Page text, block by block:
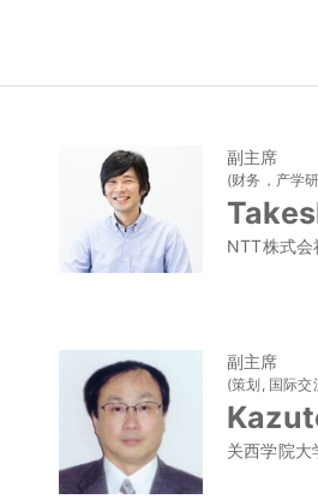
副主席
(财务，产学
NTT株式会
副主席
(策划, 国际交
关西学院大